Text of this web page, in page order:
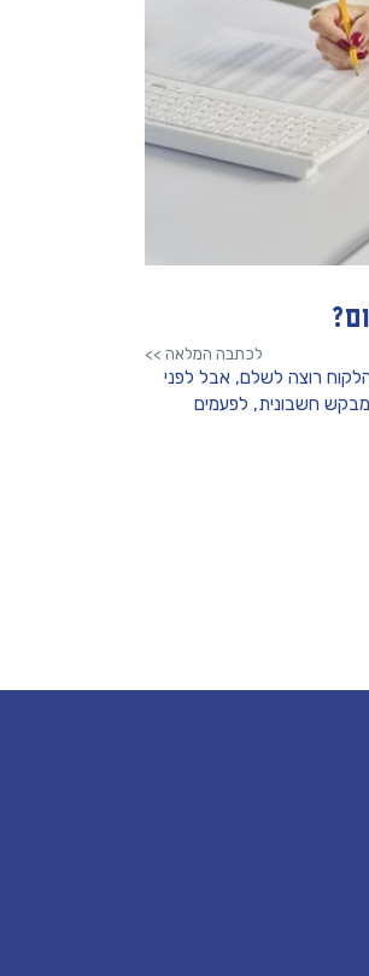
לכתבה המלאה >>
רוצה לשלם, אבל לפני
חשבונית, לפעמים